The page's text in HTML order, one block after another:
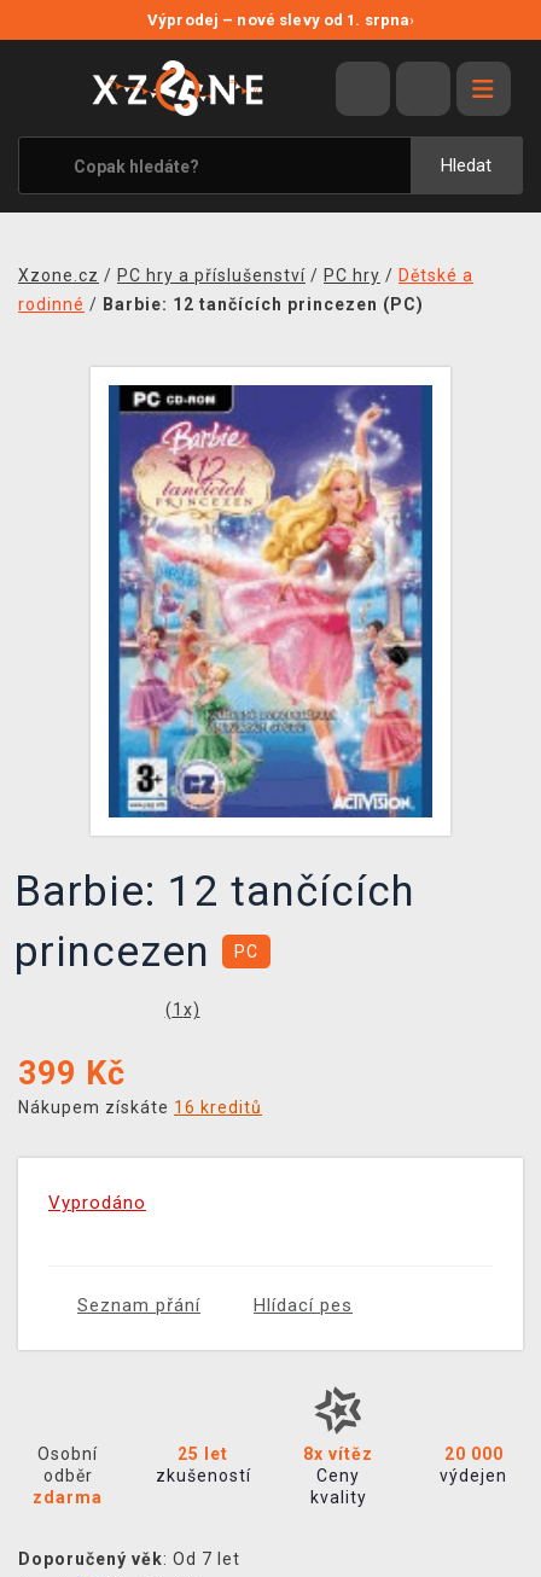
Výprodej – nové slevy od 1. srpna›
Hledat
VÝPRODEJ
VIDEOHRY
XZONE ORIGINALS
TÉMATIKY
MERCHANDISE
PRODEJNY
DOPRAVA
XZONE KLUB
TCG & BOARDGAME HUB
VÝKUP HER (BAZAR)
Xzone.cz / PC hry a příslušenství / PC hry / Dětské a
rodinné / Barbie: 12 tančících princezen (PC)
Barbie: 12 tančících
princezen
PC
(1 x)
399 Kč
Nákupem získáte 16 kreditů
Vyprodáno
Seznam přání Hlídací pes
Osobní
odběr
zdarma
25 let
zkušeností
8x vítěz
Ceny
kvality
20 000
výdejen
Doporučený věk: Od 7 let